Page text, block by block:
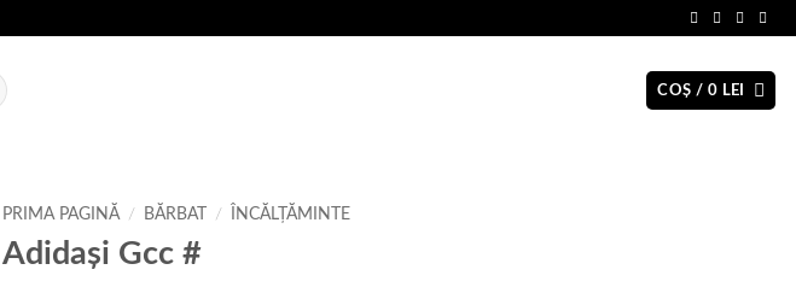
COȘ / 0 LEI
PRIMA PAGINĂ / BĂRBAT / ÎNCĂLȚĂMINTE
Adidași Gcc #